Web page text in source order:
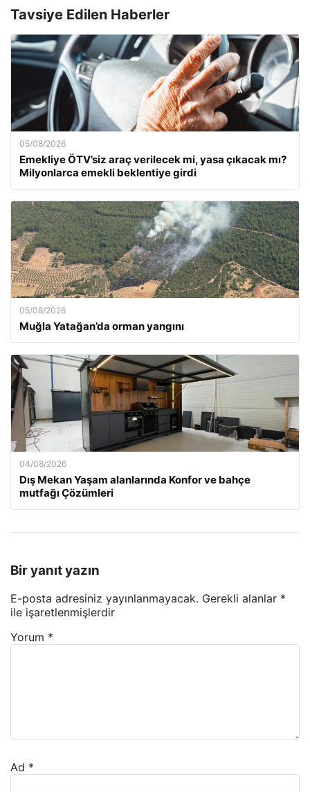
Tavsiye Edilen Haberler
05/08/2026
Emekliye ÖTV’siz araç verilecek mi, yasa çıkacak mı?
Milyonlarca emekli beklentiye girdi
05/08/2026
Muğla Yatağan’da orman yangını
04/08/2026
Dış Mekan Yaşam alanlarında Konfor ve bahçe
mutfağı Çözümleri
Bir yanıt yazın
E-posta adresiniz yayınlanmayacak. Gerekli alanlar *
ile işaretlenmişlerdir
Yorum *
Ad *